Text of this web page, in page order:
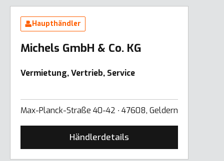
Haupthändler
Michels GmbH & Co. KG
Vermietung, Vertrieb, Service
Max-Planck-Straße 40-42 ∙ 47608, Geldern
Händlerdetails